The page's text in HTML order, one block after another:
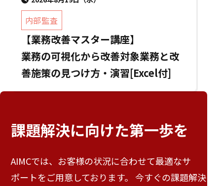
内部監査
【業務改善マスター講座】
業務の可視化から改善対象業務と改
善施策の見つけ方・演習[Excel付]
課題解決に向けた第一歩を
AIMCでは、お客様の状況に合わせて最適なサ
ポートをご用意しております。 今すぐの課題解決